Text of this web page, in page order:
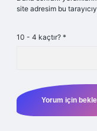
site adresim bu
10 - 4 kaçtır? *